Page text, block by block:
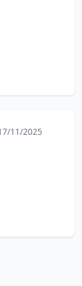
11/2025